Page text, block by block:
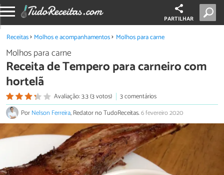
PARTILHAR
Receitas Molhos e acompanhamentos Molhos para carne
Molhos para carne
Receita de Tempero para carneiro com
hortelã
Avaliação: 3.3 (3 votos)
3 comentários
PorNelson Ferreira, Redator no TudoReceitas.6 fevereiro 2020